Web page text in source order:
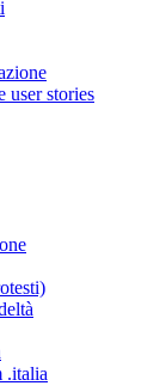
user stories
.italia